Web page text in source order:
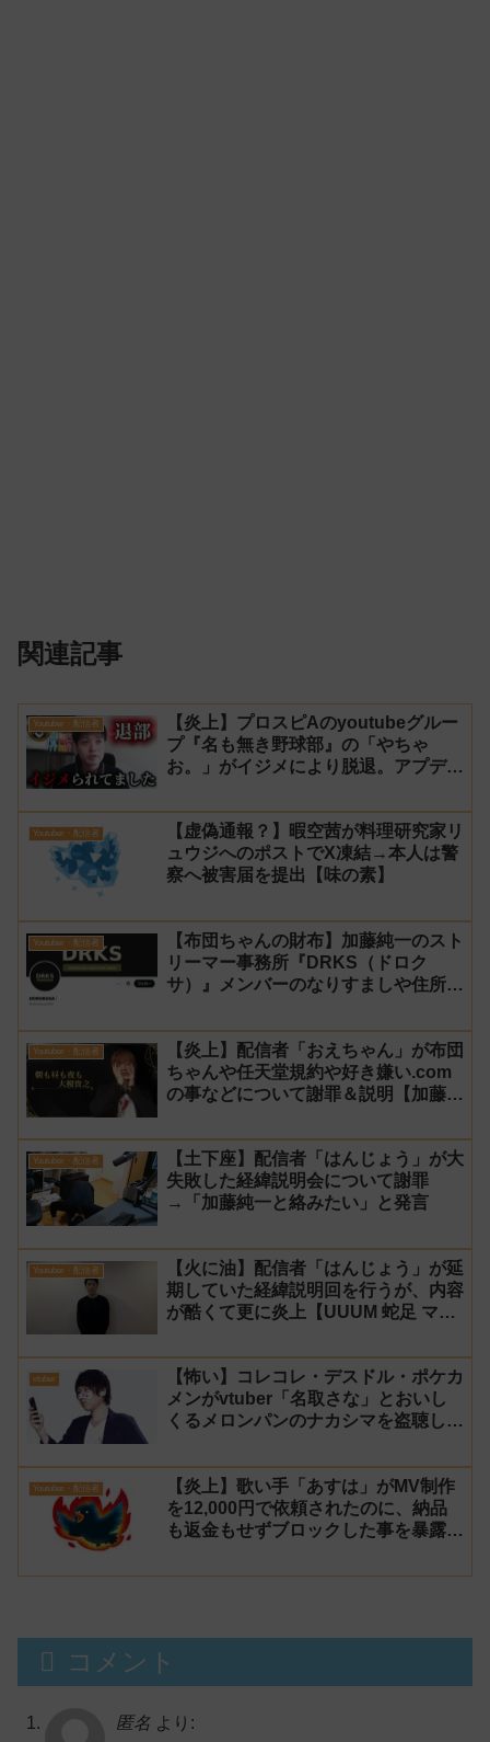
関連記事
Youtuber・配信者
【炎上】プロスピAのyoutubeグルー
プ『名も無き野球部』の「やちゃ
お。」がイジメにより脱退。アプデの
VIPが事実無根だと否定
Youtuber・配信者
【虚偽通報？】暇空茜が料理研究家リ
ュウジへのポストでX凍結→本人は警
察へ被害届を提出【味の素】
Youtuber・配信者
【布団ちゃんの財布】加藤純一のスト
リーマー事務所『DRKS（ドロク
サ）』メンバーのなりすましや住所特
Youtuber・配信者
【炎上】配信者「おえちゃん」が布団
ちゃんや任天堂規約や好き嫌い.com
の事などについて謝罪＆説明【加藤純
Youtuber・配信者
【土下座】配信者「はんじょう」が大
失敗した経緯説明会について謝罪
→「加藤純一と絡みたい」と発言
Youtuber・配信者
【火に油】配信者「はんじょう」が延
期していた経緯説明回を行うが、内容
が酷くて更に炎上【UUUM 蛇足 マス
vtuber
【怖い】コレコレ・デスドル・ポケカ
メンがvtuber「名取さな」とおいし
くるメロンパンのナカシマを盗聴して
Youtuber・配信者
【炎上】歌い手「あすは」がMV制作
を12,000円で依頼されたのに、納品
も返金もせずブロックした事を暴露さ
に返金
コメント
匿名 より: